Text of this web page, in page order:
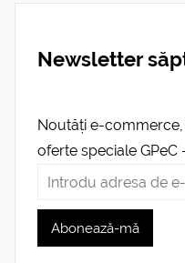
Newsletter
Noutăți e-
oferte speciale GPeC